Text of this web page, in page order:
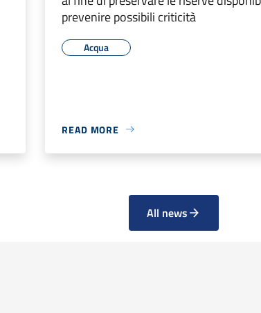
prevenire possibili criticità
Acqua
READ MORE
All news